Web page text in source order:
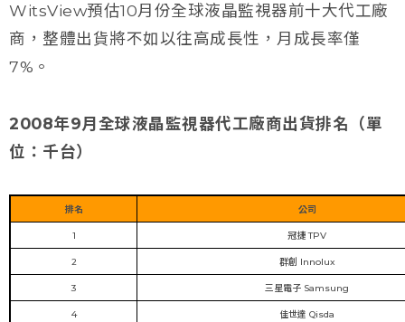
WitsView預估10月份全球液晶監視器前十大代工廠
商，整體出貨將不如以往高成長性，月成長率僅
7%。
2008年9月全球液晶監視器代工廠商出貨排名（單
位：千台）
排名 公司
1 冠捷 TPV
2 群創 Innolux
3 三星電子 Samsung
4 佳世達 Qisda